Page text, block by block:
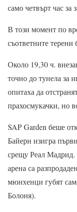
само четвърт час за
В този момент по
съответните терени
Около 19,30 ч.
точно до тунела за
опитаха да
прахосмукачки, но
SAP Garden беше
Байерн изигра
срещу Реал Мадрид.
арена са
мюнхенци губят
Болоня).